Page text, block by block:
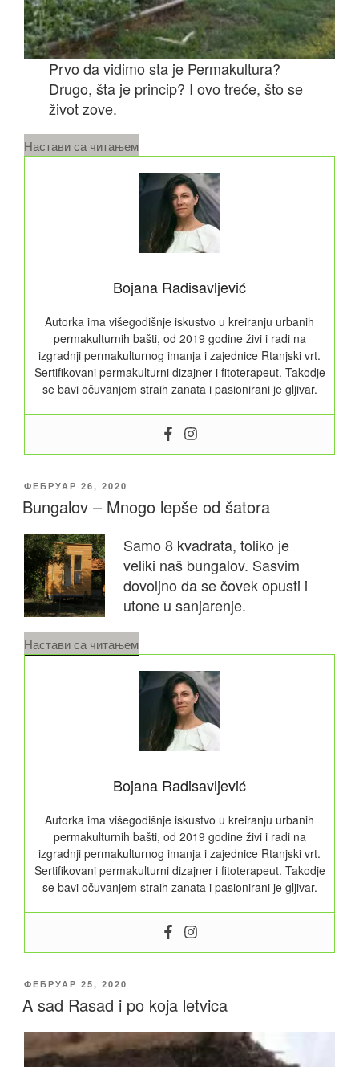
Prvo da vidimo sta je Permakultura?
Drugo, šta je princip? I ovo treće, što se
život zove.
Настави са читањем„Permakulturni
života“
Bojana Radisavljević
Autorka ima višegodišnje iskustvo u kreiranju urbanih
permakulturnih bašti, od 2019 godine živi i radi na
izgradnji permakulturnog imanja i zajednice Rtanjski vrt.
Sertifikovani permakulturni dizajner i fitoterapeut. Takodje
se bavi očuvanjem straih zanata i pasionirani je gljivar.
ОБЈАВЉЕНО
ФЕБРУАР 26, 2020
Bungalov – Mnogo lepše od šatora
Samo 8 kvadrata, toliko je
veliki naš bungalov. Sasvim
dovoljno da se čovek opusti i
utone u sanjarenje.
Настави са читањем„Bungalov
Mnogo
šatora“
Bojana Radisavljević
Autorka ima višegodišnje iskustvo u kreiranju urbanih
permakulturnih bašti, od 2019 godine živi i radi na
izgradnji permakulturnog imanja i zajednice Rtanjski vrt.
Sertifikovani permakulturni dizajner i fitoterapeut. Takodje
se bavi očuvanjem straih zanata i pasionirani je gljivar.
ОБЈАВЉЕНО
ФЕБРУАР 25, 2020
A sad Rasad i po koja letvica